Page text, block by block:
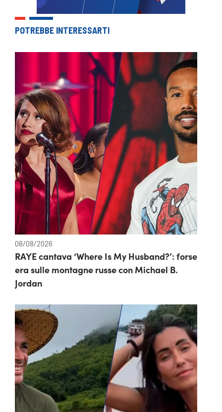
POTREBBE INTERESSARTI
08/08/2026
RAYE cantava ‘Where Is My Husband?’: forse
era sulle montagne russe con Michael B.
Jordan